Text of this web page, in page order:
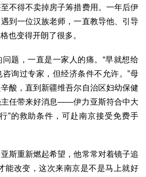
环境保护 地方生态 休闲旅游
粤 桂 琼 渝 川 黔 滇
藏
港 澳 台
不得不卖掉房子筹措费用。一年后伊
到一位汉族老师，一直教导他、引导
也变得开朗了很多。
，一直是一家人的痛。“早就想给
询过专家，但经济条件不允许。”母
酸，直到新疆维吾尔自治区妇幼保健
主任带来好消息——伊力亚斯符合中大
”的救助条件，可赴南京接受免费手
重新燃起希望，他常常对着镜子追
能改变，这次来南京是不是马上就好